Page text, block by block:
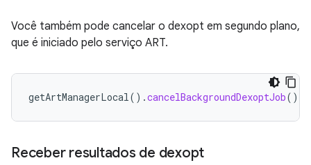
Você também pode cancelar o dexopt em segundo plano,
que é iniciado pelo serviço ART.
getArtManagerLocal().cancelBackgroundDexoptJob();
Receber resultados de dexopt